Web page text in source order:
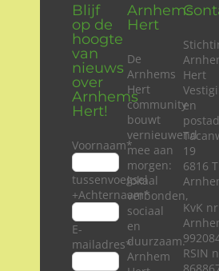
Blijf
op de
hoogte
van
nieuws
over
Arnhems
Hert!
Voornaam*
tussenvoegsel
+Achternaam*
E-
mailadres*
Arnhems
Hert
De
Arnhems
Hert
community
bouwt
vernieuwend
mee aan
morgen:
lokaal
verbonden,
sociaal
en
duurzaam.
Arnhem
Hert
en
19
6816
KvK nr
RSIN